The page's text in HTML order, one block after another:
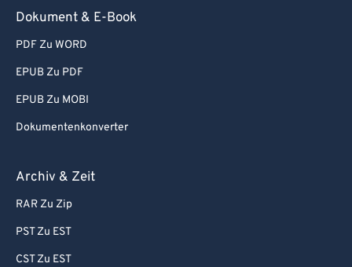
Dokument & E-Book
PDF Zu WORD
EPUB Zu PDF
EPUB Zu MOBI
Dokumentenkonverter
Archiv & Zeit
RAR Zu Zip
PST Zu EST
CST Zu EST